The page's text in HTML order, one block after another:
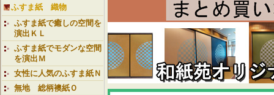
ふすま紙 織物
ふすま紙で癒しの空間を
演出ＫＬ
ふすま紙でモダンな空間
を演出Ｍ
女性に人気のふすま紙Ｎ
無地 総柄襖紙Ｏ